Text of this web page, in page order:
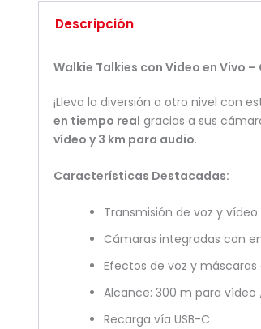
Descripción
Walkie Talkies con Video en Vivo
¡Lleva la diversión a otro nivel con
en tiempo real gracias a sus
vídeo y 3 km para audio.
Características Destacadas:
Transmisión de voz y
Cámaras integradas con
Efectos de voz y
Alcance: 300 m para
Recarga vía USB-C